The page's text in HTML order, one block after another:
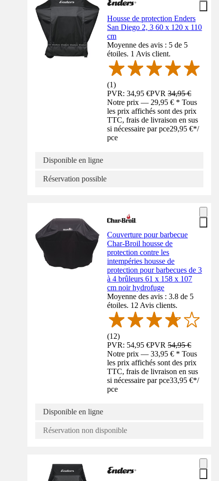
Housse de protection Enders
San Diego 2, 3 60 x 120 x 110
cm
Moyenne des avis : 5 de 5
étoiles. 1 Avis client.
(1)
PVR: 34,95 €PVR34,95 €
Notre prix — 29,95 € * Tous
les prix affichés sont des prix
TTC, frais de livraison en sus
si nécessaire par pce29,95 €*/
pce
Disponible en ligne
Réservation possible
Couverture pour barbecue
Char-Broil housse de
protection contre les
intempéries housse de
protection pour barbecues de 3
à 4 brûleurs 61 x 158 x 107
cm noir hydrofuge
Moyenne des avis : 3.8 de 5
étoiles. 12 Avis clients.
(12)
PVR: 54,95 €PVR54,95 €
Notre prix — 33,95 € * Tous
les prix affichés sont des prix
TTC, frais de livraison en sus
si nécessaire par pce33,95 €*/
pce
Disponible en ligne
Réservation non disponible